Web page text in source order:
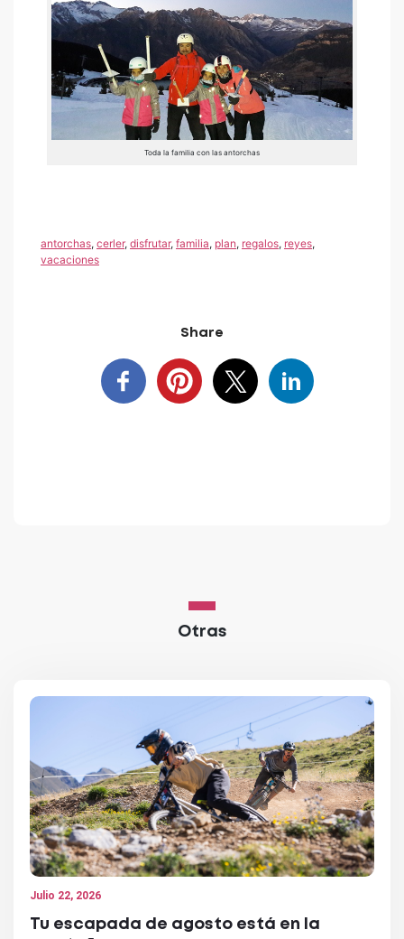
Toda la familia con las antorchas
antorchas, cerler, disfrutar, familia, plan, regalos, reyes,
vacaciones
Share
Otras
Julio 22, 2026
Tu escapada de agosto está en la